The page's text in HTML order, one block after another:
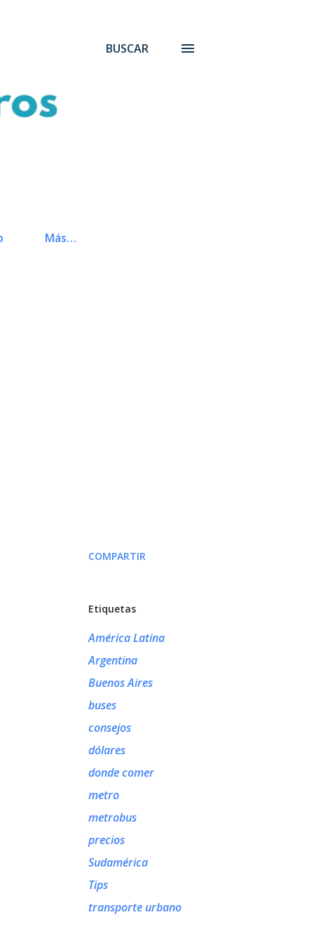
BUSCAR
Más…
COMPARTIR
Etiquetas
América Latina
Argentina
Buenos Aires
buses
consejos
dólares
donde comer
metro
metrobus
precios
Sudamérica
Tips
transporte urbano